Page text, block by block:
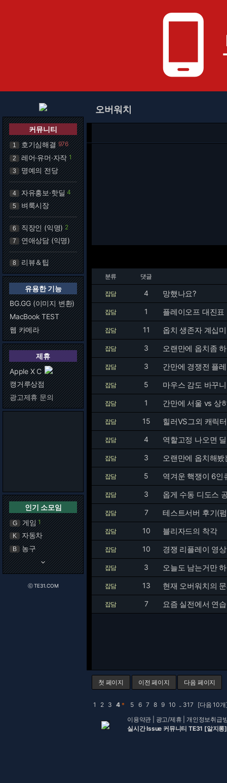
phone_android
커뮤니티
1 호기심해결 976
2 레어·유머·자작 1
3 명예의 전당
4 자유홍보·핫딜 4
5 벼룩시장
6 직장인 (익명) 2
7 연애상담 (익명)
8 리뷰＆팁
유용한 기능
BG.GG (이미지 변환)
MacBook TEST
웹 카메라
제휴
Apple X C
캥거루상점
광고제휴 문의
인기 소모임
G 게임 1
K 자동차
B 농구
keyboard_arrow_down
ⓒ TE31.COM
오버워치
분류 댓글
잡담 4 망했나요?
잡담 1 플레이오프 대진표
잡담 11 옵치 생존자 계십
잡담 3 오랜만에 옵치좀
잡담 3 간만에 경쟁전 플
잡담 5 마우스 감도 바꾸
잡담 1 간만에 서울 vs 상
잡담 15 힐러VS그외 캐릭
잡담 4 역할고정 나오면
잡담 3 오랜만에 옵치해
잡담 5 역겨운 핵쟁이 6인
잡담 3 옵게 수동 디도스
잡담 7 테스트서버 후기(
잡담 10 블리자드의 착각
잡담 10 경쟁 리플레이 영
잡담 3 오늘도 남는거만
잡담 13 현재 오버워치의
잡담 7 요즘 실전에서 연
첫 페이지 이전 페이지 다음 페이지
1 2 3 4 ＊ 5 6 7 8 9 10 .. 317
[다음 10
이용약관
광고/제휴 |개인정보취급
실시간 Issue 커뮤니티 TE31 [알지